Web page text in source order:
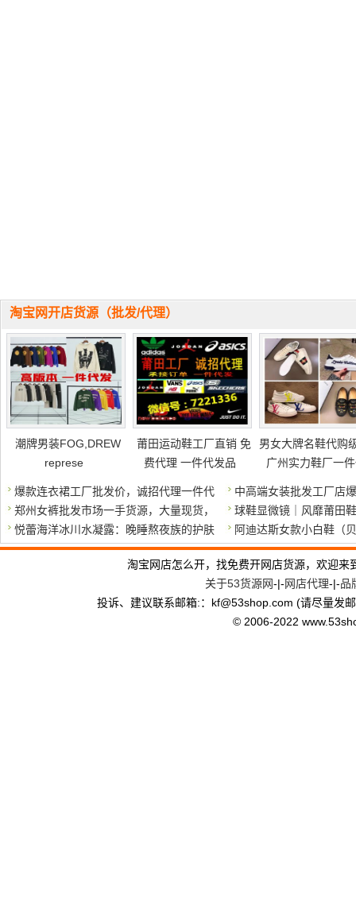
淘宝网开店货源（批发/代理）
潮牌男装FOG,DREW
represe
莆田运动鞋工厂直销 免
费代理 一件代发品
男女大牌名鞋代购
广州实力鞋厂一
爆款连衣裙工厂批发价，诚招代理一件代
中高端女装批发工厂店
郑州女裤批发市场一手货源，大量现货，
球鞋显微镜｜风靡莆田
悦蕾海洋冰川水凝露：晚睡熬夜族的护肤
阿迪达斯女款小白鞋（
淘宝网店怎么开，找免费开网店货源，欢迎
关于53货源网-|-网店代理-|-品
投诉、建议联系邮箱:：kf@53shop.com (请尽量发
© 2006-2022